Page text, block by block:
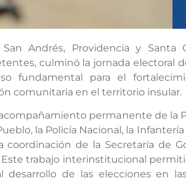
Andrés, Providencia y Santa
culminó la jornada electoral
fundamental para el
comunitaria en el territorio insular.
permanente de la
la Policía Nacional, la
coordinación de la Secretaría de
trabajo interinstitucional
de las elecciones en